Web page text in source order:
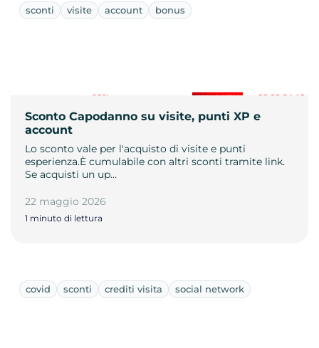
sconti visite account bonus
Sconto Capodanno su visite, punti XP e
account
Lo sconto vale per l'acquisto di visite e punti
esperienza.È cumulabile con altri sconti tramite link.
Se acquisti un up…
22 maggio 2026
1 minuto di lettura
covid sconti crediti visita social network